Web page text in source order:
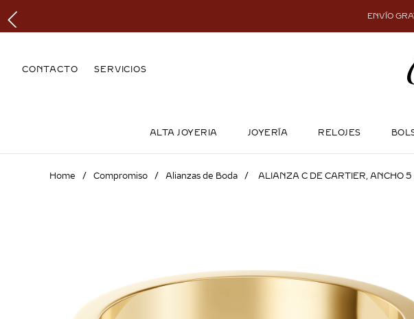
ENVÍO
CONTACTO SERVICIOS
ALTA JOYERIA JOYERÍA RELOJES
Compromiso Alianzas de Boda ALIANZA C DE CARTIER, ANCHO 5